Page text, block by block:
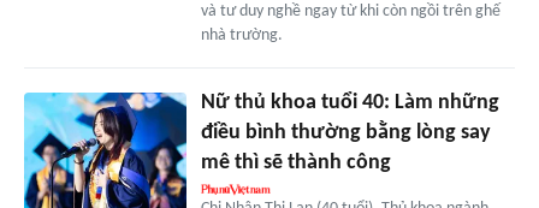
và tư duy nghề ngay từ khi còn ngồi trên ghế
nhà trường.
Nữ thủ khoa tuổi 40: Làm những
điều bình thường bằng lòng say
mê thì sẽ thành công